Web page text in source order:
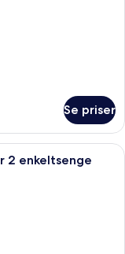
Se priser
med en stor seng,
2 enkeltsenge